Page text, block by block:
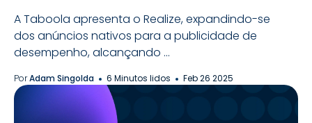
A Taboola apresenta o Realize, expandindo-se
dos anúncios nativos para a publicidade de
desempenho, alcançando ...
PorAdam Singolda 6 Minutos lidos Feb 26 2025